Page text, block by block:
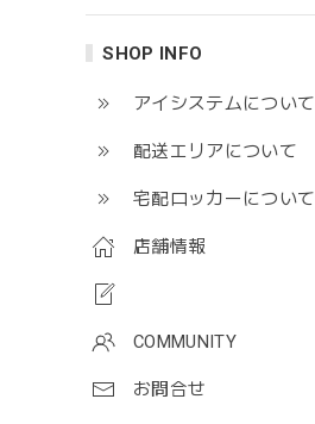
SHOP INFO
アイシステムについて
配送エリアについて
宅配ロッカーについて
店舗情報
COMMUNITY
お問合せ